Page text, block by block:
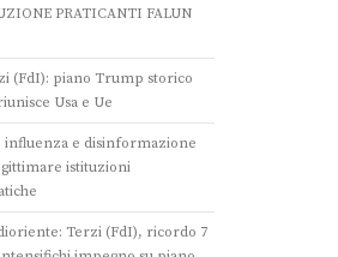
PRATICANTI FALUN
(FdI): piano Trump storico
Usa e Ue
influenza e disinformazione
istituzioni
Terzi (FdI), ricordo 7